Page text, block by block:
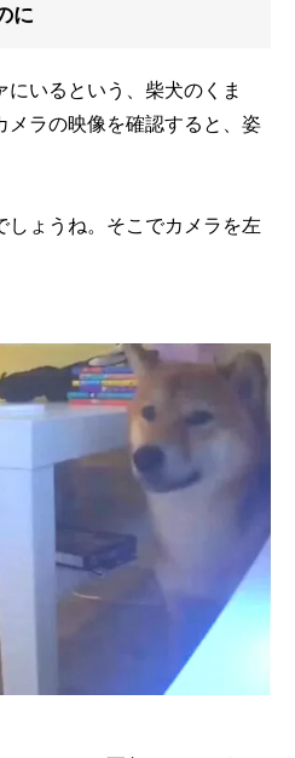
に
いるという、柴犬のくま
メラの映像を確認すると、姿
しょうね。そこでカメラを左